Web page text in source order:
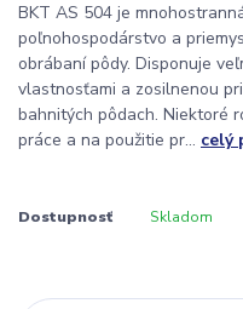
BKT AS 504 je
poľnohospodárstvo a
obrábaní pôdy. Disponuje
vlastnosťami a zosilnenou
bahnitých pôdach. Niektoré
práce a na použitie pr... celý
Dostupnosť Skladom